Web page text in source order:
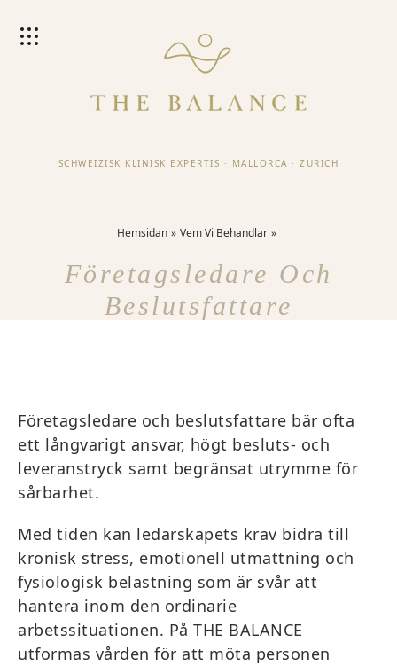
SCHWEIZISK KLINISK EXPERTIS · MALLORCA · ZURICH
Hemsidan Vem Vi Behandlar
Företagsledare Och
Beslutsfattare
Företagsledare och beslutsfattare bär ofta
ett långvarigt ansvar, högt besluts- och
leveranstryck samt begränsat utrymme för
sårbarhet.
Med tiden kan ledarskapets krav bidra till
kronisk stress, emotionell utmattning och
fysiologisk belastning som är svår att
hantera inom den ordinarie
arbetssituationen. På THE BALANCE
utformas vården för att möta personen